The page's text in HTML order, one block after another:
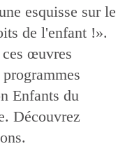
esquisse sur le
de l'enfant !».
œuvres
Enfants du
Découvrez